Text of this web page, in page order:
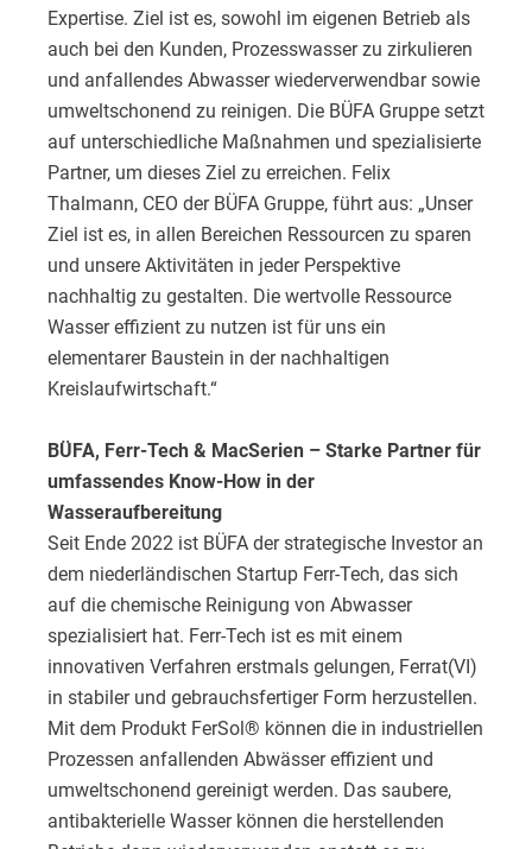
Expertise. Ziel ist es, sowohl im eigenen Betrieb als
auch bei den Kunden, Prozesswasser zu zirkulieren
und anfallendes Abwasser wiederverwendbar sowie
umweltschonend zu reinigen. Die BÜFA Gruppe setzt
auf unterschiedliche Maßnahmen und spezialisierte
Partner, um dieses Ziel zu erreichen. Felix
Thalmann, CEO der BÜFA Gruppe, führt aus: „Unser
Ziel ist es, in allen Bereichen Ressourcen zu sparen
und unsere Aktivitäten in jeder Perspektive
nachhaltig zu gestalten. Die wertvolle Ressource
Wasser effizient zu nutzen ist für uns ein
elementarer Baustein in der nachhaltigen
Kreislaufwirtschaft.“
BÜFA, Ferr-Tech & MacSerien – Starke Partner für
umfassendes Know-How in der
Wasseraufbereitung
Seit Ende 2022 ist BÜFA der strategische Investor an
dem niederländischen Startup Ferr-Tech, das sich
auf die chemische Reinigung von Abwasser
spezialisiert hat. Ferr-Tech ist es mit einem
innovativen Verfahren erstmals gelungen, Ferrat(VI)
in stabiler und gebrauchsfertiger Form herzustellen.
Mit dem Produkt FerSol® können die in industriellen
Prozessen anfallenden Abwässer effizient und
umweltschonend gereinigt werden. Das saubere,
antibakterielle Wasser können die herstellenden